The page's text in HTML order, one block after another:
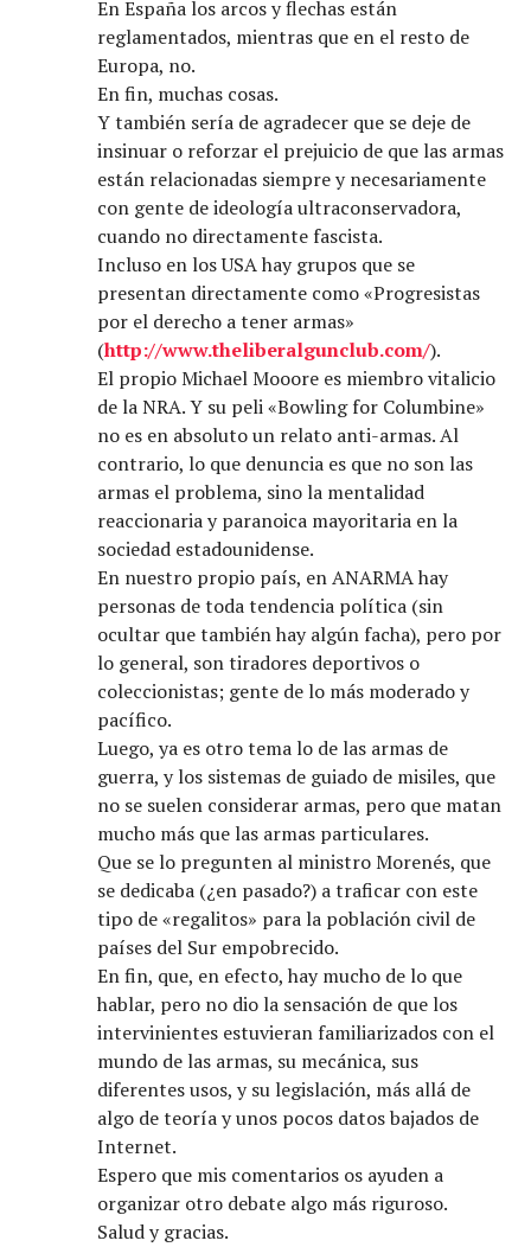
En España los arcos y flechas están
reglamentados, mientras que en el resto de
Europa, no.
En fin, muchas cosas.
Y también sería de agradecer que se deje de
insinuar o reforzar el prejuicio de que las armas
están relacionadas siempre y necesariamente
con gente de ideología ultraconservadora,
cuando no directamente fascista.
Incluso en los USA hay grupos que se
presentan directamente como «Progresistas
por el derecho a tener armas»
(http://www.theliberalgunclub.com/).
El propio Michael Mooore es miembro vitalicio
de la NRA. Y su peli «Bowling for Columbine»
no es en absoluto un relato anti-armas. Al
contrario, lo que denuncia es que no son las
armas el problema, sino la mentalidad
reaccionaria y paranoica mayoritaria en la
sociedad estadounidense.
En nuestro propio país, en ANARMA hay
personas de toda tendencia política (sin
ocultar que también hay algún facha), pero por
lo general, son tiradores deportivos o
coleccionistas; gente de lo más moderado y
pacífico.
Luego, ya es otro tema lo de las armas de
guerra, y los sistemas de guiado de misiles, que
no se suelen considerar armas, pero que matan
mucho más que las armas particulares.
Que se lo pregunten al ministro Morenés, que
se dedicaba (¿en pasado?) a traficar con este
tipo de «regalitos» para la población civil de
países del Sur empobrecido.
En fin, que, en efecto, hay mucho de lo que
hablar, pero no dio la sensación de que los
intervinientes estuvieran familiarizados con el
mundo de las armas, su mecánica, sus
diferentes usos, y su legislación, más allá de
algo de teoría y unos pocos datos bajados de
Internet.
Espero que mis comentarios os ayuden a
organizar otro debate algo más riguroso.
Salud y gracias.